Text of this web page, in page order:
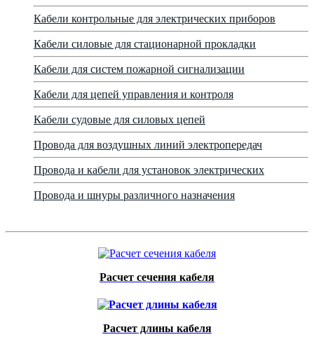
Кабели контрольные для электрических приборов
Кабели силовые для стационарной прокладки
Кабели для систем пожарной сигнализации
Кабели для цепей управления и контроля
Кабели судовые для силовых цепей
Провода для воздушных линий электропередач
Провода и кабели для установок электрических
Провода и шнуры различного назначения
Расчет сечения кабеля
Расчет длины кабеля